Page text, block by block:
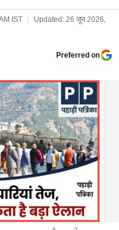
IST Updated: 26 जून 2026,
Preferred on